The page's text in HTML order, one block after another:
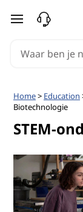
M
Ga naar de
Home> Education
Biotechnologie
STEM-